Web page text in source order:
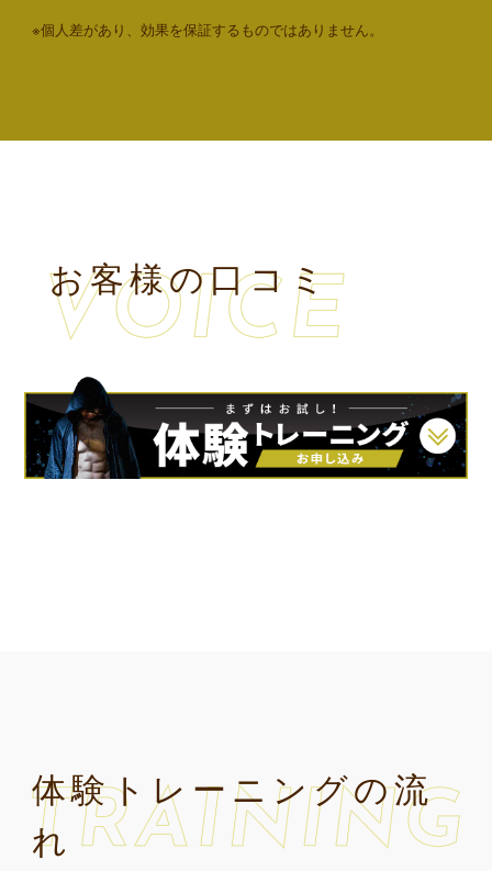
※個人差があり、効果を保証するものではありません。
お客様の口コミ
体験トレーニングの流
れ